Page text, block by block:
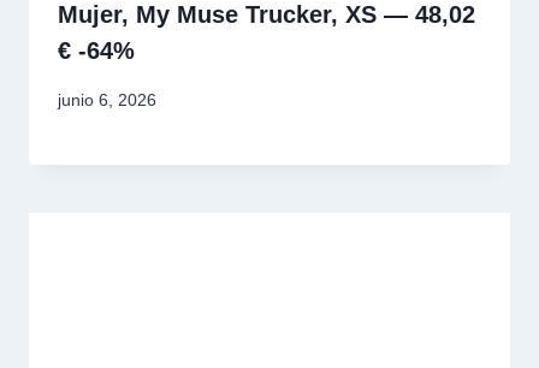
Mujer, My Muse Trucker, XS — 48,02
€ -64%
junio 6, 2026